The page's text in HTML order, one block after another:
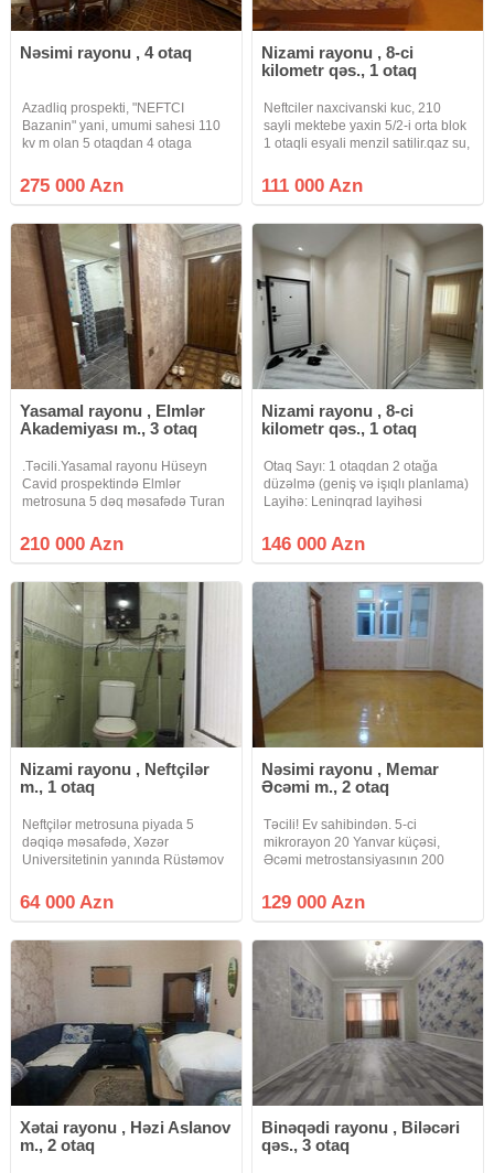
Nəsimi rayonu , 4 otaq
Azadliq prospekti, "NEFTCI
Bazanin" yani, umumi sahesi 110
kv m olan 5 otaqdan 4 otaga
5/3, yaxsi temir, doseme parket,
qurasdirilmis metbex mebeli,
275 000 Azn
Nizami rayonu , 8-ci
kilometr qəs., 1 otaq
Neftciler naxcivanski kuc, 210
sayli mektebe yaxin 5/2-i orta blok
1 otaqli esyali menzil satilir.qaz su,
merkezidir.qeydiyyatda hec kes
yodur.0fis 1%
111 000 Azn
Yasamal rayonu , Elmlər
Akademiyası m., 3 otaq
.Təcili.Yasamal rayonu Hüseyn
Cavid prospektində Elmlər
metrosuna 5 dəq məsafədə Turan
5\2-ci mərtəbəsində 3 otağlı təmirli
mənzil satılır.Qaz su işıq
ücün
210 000 Azn
Nizami rayonu , 8-ci
kilometr qəs., 1 otaq
Otaq Sayı: 1 otaqdan 2 otağa
düzəlmə (geniş və işıqlı planlama)
Layihə: Leninqrad layihəsi
mərtəbəsi (ən ideal orta mərtəbə)
Vəziyyəti: Əla təmirli (dərhal köçüb
146 000 Azn
Nizami rayonu , Neftçilər
m., 1 otaq
Neftçilər metrosuna piyada 5
dəqiqə məsafədə, Xəzər
Universitetinin yanında Rüstəmov
mərtəbəli binanın 2-ci
mərtəbəsində yerləşən 1 otaqlı
kommunallar
64 000 Azn
Nəsimi rayonu , Memar
Əcəmi m., 2 otaq
Təcili! Ev sahibindən. 5-ci
mikrorayon 20 Yanvar küçəsi,
Əcəmi metrostansiyasının 200
Residents" tərəfdə, piyada 3
dəqiqəlik, Fransız proyekti olan,
129 000 Azn
Xətai rayonu , Həzi Aslanov
m., 2 otaq
Binəqədi rayonu , Biləcəri
qəs., 3 otaq